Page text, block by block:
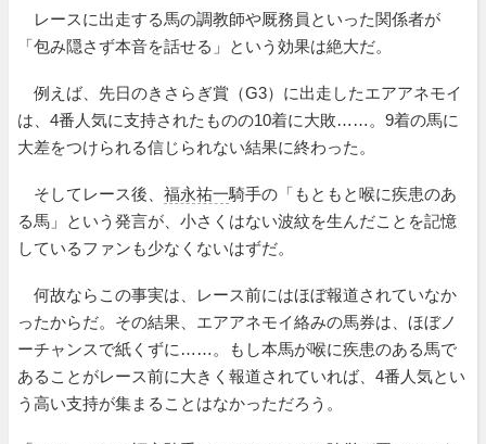
レースに出走する馬の調教師や厩務員といった関係者が
「包み隠さず本音を話せる」という効果は絶大だ。
例えば、先日のきさらぎ賞（G3）に出走したエアアネモイ
は、4番人気に支持されたものの10着に大敗……。9着の馬に
大差をつけられる信じられない結果に終わった。
そしてレース後、 福永祐一騎手の「もともと喉に疾患のあ
る馬」という発言が、小さくはない波紋を生んだことを記憶
しているファンも少なくないはずだ。
何故ならこの事実は、レース前にはほぼ報道されていなか
ったからだ。その結果、エアアネモイ絡みの馬券は、ほぼノ
ーチャンスで紙くずに……。もし本馬が喉に疾患のある馬で
あることがレース前に大きく報道されていれば、4番人気とい
う高い支持が集まることはなかっただろう。